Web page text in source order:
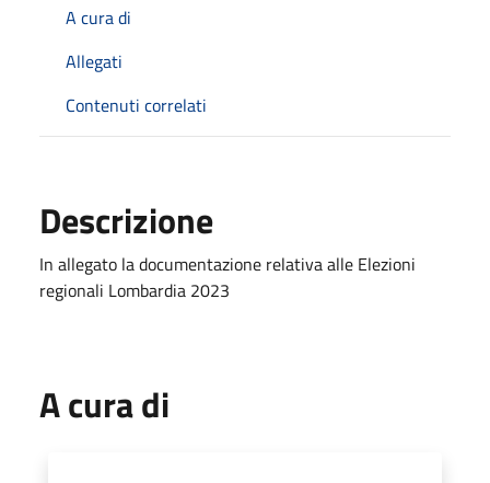
A cura di
Allegati
Contenuti correlati
Descrizione
In allegato la documentazione relativa alle Elezioni
regionali Lombardia 2023
A cura di